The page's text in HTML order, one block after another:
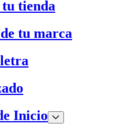
tienda
tu marca
Inicio